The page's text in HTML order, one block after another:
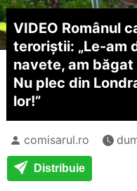
VIDEO Românul
teroriștii: „Le-am
navete, am
Nu plec din
lor!”
comisarul.ro
Distribuie